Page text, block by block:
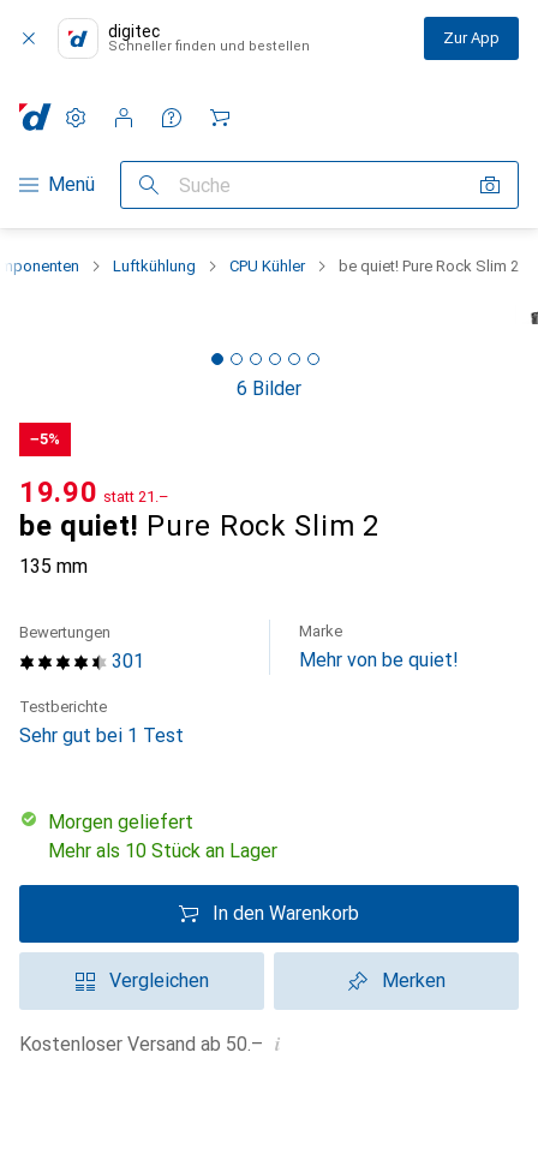
digitec
Schneller finden und bestellen Zur App
Navigation nach Kategorien
Menü Suche
Einstellungen
Kundenkonto
Vergleichslisten
Merklisten
Warenkorb
Luftkühlung CPU Kühler be quiet! Pure Rock Slim 2
6 Bilder
−5%
be quiet! Pure Rock Slim 2
135 mm
CHF
19.90 statt CHF
21.–
301
Bewertungen Marke
Mehr von be quiet!
Testberichte
Sehr gut bei 1 Test
morgen geliefert
Mehr als 10 Stück an Lager
In den Warenkorb
Vergleichen Merken
Kostenloser Versand ab 50.– i